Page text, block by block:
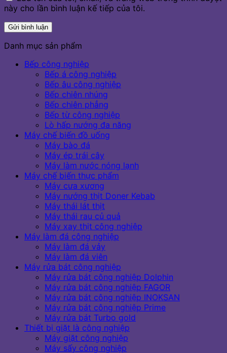
này cho lần bình luận kế tiếp của tôi.
Danh mục sản phẩm
Bếp công nghiệp
Bếp á công nghiệp
Bếp âu công nghiệp
Bếp chiên nhúng
Bếp chiên phẳng
Bếp từ công nghiệp
Lò hấp nướng đa năng
Máy chế biến đồ uống
Máy bào đá
Máy ép trái cây
Máy làm nước nóng lạnh
Máy chế biến thực phẩm
Máy cưa xương
Máy nướng thịt Doner Kebab
Máy thái lát thịt
Máy thái rau củ quả
Máy xay thịt công nghiệp
Máy làm đá công nghiệp
Máy làm đá vảy
Máy làm đá viên
Máy rửa bát công nghiệp
Máy rửa bát công nghiệp Dolphin
Máy rửa bát công nghiệp FAGOR
Máy rửa bát công nghiệp INOKSAN
Máy rửa bát công nghiệp Prime
Máy rửa bát Turbo gold
Thiết bị giặt là công nghiệp
Máy giặt công nghiệp
Máy sấy công nghiệp